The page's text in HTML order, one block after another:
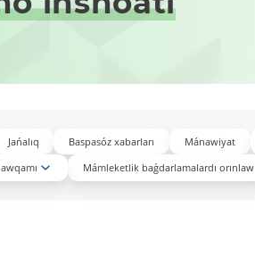
Jańalıq Baspasóz xabarları Mánawiyat
Mámleketlik baǵdarlamalardı orınlaw